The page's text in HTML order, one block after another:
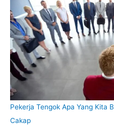
Pekerja Tengok Apa Yang Kita
Cakap